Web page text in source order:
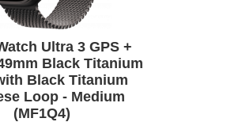
Ultra 3 GPS +
Black Titanium
Black Titanium
Loop - Medium
(MF1Q4)